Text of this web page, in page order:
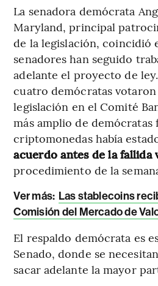
La senadora demócrata
Maryland, principal
de la legislación, coincidió
senadores han seguido
adelante el proyecto de
cuatro demócratas votaron
legislación en el Comité
más amplio de demócratas
criptomonedas había
acuerdo antes de la
procedimiento de la
Ver más: Las stablecoins
Comisión del Mercado de
El respaldo demócrata es
Senado, donde se
sacar adelante la mayor